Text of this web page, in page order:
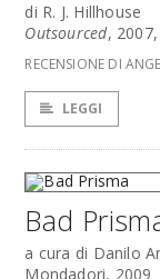
di R. J. Hillhouse
Outsourced,
RECENSIONE DI
LEGGI
Bad
a cura di Danilo
Mondadori, 2009